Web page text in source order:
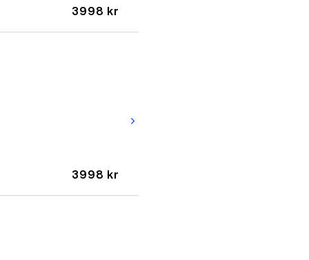
3998 kr
3998 kr
arrow_forward_ios